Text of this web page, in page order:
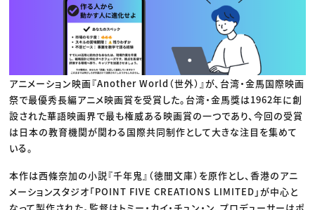
プロフェッショナル×つながる×メディア
アニメーション映画『Another World（世外）』が、台湾・金馬国際映画
祭で最優秀長編アニメ映画賞を受賞した。台湾・金馬獎は1962年に創
設された華語映画界で最も権威ある映画賞の一つであり、今回の受賞
は日本の教育機関が関わる国際共同制作として大きな注目を集めて
いる。
本作は西條奈加の小説『千年鬼』（徳間文庫）を原作とし、香港のアニ
メーションスタジオ「POINT FIVE CREATIONS LIMITED」が中心と